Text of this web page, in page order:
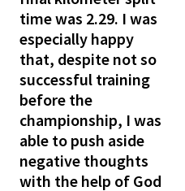
time was 2.29. I was
especially happy
that, despite not so
successful training
before the
championship, I was
able to push aside
negative thoughts
with the help of God